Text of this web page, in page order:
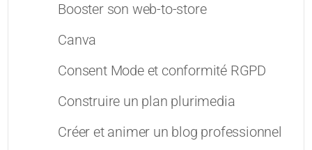
Booster son web-to-store
Canva
Consent Mode et conformité RGPD
Construire un plan plurimedia
Créer et animer un blog professionnel